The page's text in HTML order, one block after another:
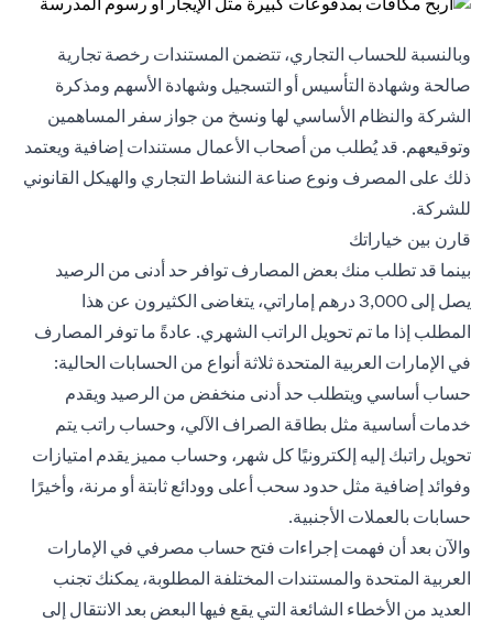
وبالنسبة للحساب التجاري، تتضمن المستندات رخصة تجارية
صالحة وشهادة التأسيس أو التسجيل وشهادة الأسهم ومذكرة
الشركة والنظام الأساسي لها ونسخ من جواز سفر المساهمين
وتوقيعهم. قد يُطلب من أصحاب الأعمال مستندات إضافية ويعتمد
ذلك على المصرف ونوع صناعة النشاط التجاري والهيكل القانوني
للشركة.
قارن بين خياراتك
بينما قد تطلب منك بعض المصارف توافر حد أدنى من الرصيد
يصل إلى 3,000 درهم إماراتي، يتغاضى الكثيرون عن هذا
المطلب إذا ما تم تحويل الراتب الشهري. عادةً ما توفر المصارف
في الإمارات العربية المتحدة ثلاثة أنواع من الحسابات الحالية:
حساب أساسي ويتطلب حد أدنى منخفض من الرصيد ويقدم
خدمات أساسية مثل بطاقة الصراف الآلي، وحساب راتب يتم
تحويل راتبك إليه إلكترونيًا كل شهر، وحساب مميز يقدم امتيازات
وفوائد إضافية مثل حدود سحب أعلى وودائع ثابتة أو مرنة، وأخيرًا
حسابات بالعملات الأجنبية.
والآن بعد أن فهمت إجراءات فتح حساب مصرفي في الإمارات
العربية المتحدة والمستندات المختلفة المطلوبة، يمكنك تجنب
العديد من الأخطاء الشائعة التي يقع فيها البعض بعد الانتقال إلى